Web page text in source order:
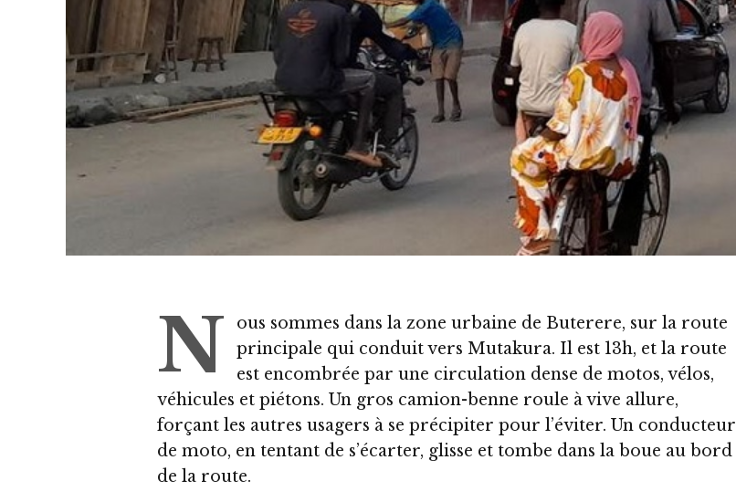
N
ous sommes dans la zone urbaine de Buterere, sur la route
principale qui conduit vers Mutakura. Il est 13h, et la route
est encombrée par une circulation dense de motos, vélos,
véhicules et piétons. Un gros camion-benne roule à vive allure,
forçant les autres usagers à se précipiter pour l’éviter. Un conducteur
de moto, en tentant de s’écarter, glisse et tombe dans la boue au bord
de la route.